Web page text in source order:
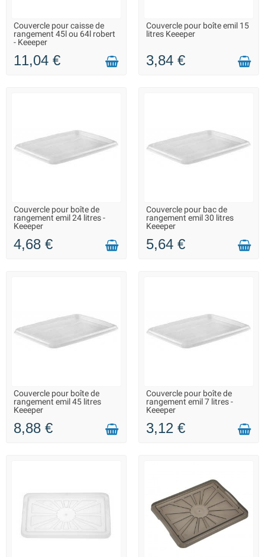
LIVRAISON 2 À 3 JOURS
Couvercle pour caisse de
rangement 45l ou 64l robert
- Keeeper
11,04 €
LIVRAISON 2 À 3 JOURS
Couvercle pour boîte emil 15
litres Keeeper
3,84 €
LIVRAISON 2 À 3 JOURS
Couvercle pour boîte de
rangement emil 24 litres -
Keeeper
4,68 €
LIVRAISON 2 À 3 JOURS
Couvercle pour bac de
rangement emil 30 litres
Keeeper
5,64 €
LIVRAISON 2 À 3 JOURS
Couvercle pour boîte de
rangement emil 45 litres
Keeeper
8,88 €
LIVRAISON 2 À 3 JOURS
Couvercle pour boîte de
rangement emil 7 litres -
Keeeper
3,12 €